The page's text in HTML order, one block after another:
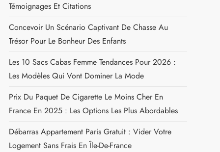
Témoignages Et Citations
Concevoir Un Scénario Captivant De Chasse Au
Trésor Pour Le Bonheur Des Enfants
Les 10 Sacs Cabas Femme Tendances Pour 2026 :
Les Modèles Qui Vont Dominer La Mode
Prix Du Paquet De Cigarette Le Moins Cher En
France En 2025 : Les Options Les Plus Abordables
Débarras Appartement Paris Gratuit : Vider Votre
Logement Sans Frais En Île-De-France